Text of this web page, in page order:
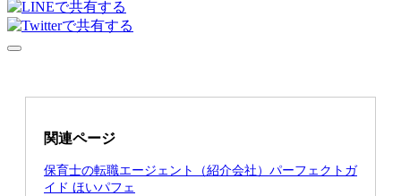
関連ページ
保育士の転職エージェント（紹介会社）パーフェクトガ
イド ほいパフェ